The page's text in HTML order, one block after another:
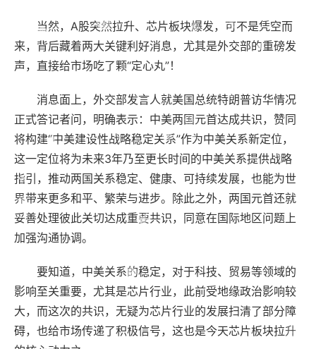
当然，A股突然拉升、芯片板块爆发，可不是凭空而
来，背后藏着两大关键利好消息，尤其是外交部的重磅发
声，直接给市场吃了颗“定心丸”！
消息面上，外交部发言人就美国总统特朗普访华情况
正式答记者问，明确表示：中美两国元首达成共识，赞同
将构建“中美建设性战略稳定关系”作为中美关系新定位，
这一定位将为未来3年乃至更长时间的中美关系提供战略
指引，推动两国关系稳定、健康、可持续发展，也能为世
界带来更多和平、繁荣与进步。除此之外，两国元首还就
妥善处理彼此关切达成重要共识，同意在国际地区问题上
加强沟通协调。
要知道，中美关系的稳定，对于科技、贸易等领域的
影响至关重要，尤其是芯片行业，此前受地缘政治影响较
大，而这次的共识，无疑为芯片行业的发展扫清了部分障
碍，也给市场传递了积极信号，这也是今天芯片板块拉升